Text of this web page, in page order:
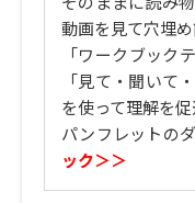
動画を見て穴埋
「ワークブック
「見て・聞いて
を使って理解を促
パンフレットの
ック＞＞